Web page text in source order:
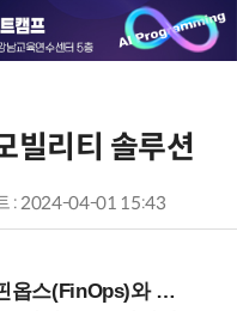
빌리티 솔루션
: 2024-04-01 15:43
큰 거버넌스 (8/21 잠실역)